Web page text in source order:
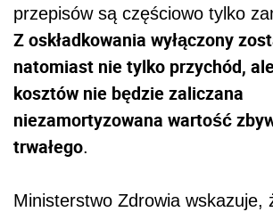
przepisów są częściowo tylko
Z oskładkowania wyłączony
natomiast nie tylko przychód,
kosztów nie będzie zaliczana
niezamortyzowana wartość
trwałego.
Ministerstwo Zdrowia wskazuje,